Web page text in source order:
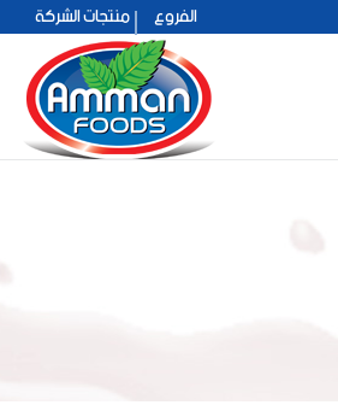
الفروع
عمان 2021
حلو عمان
منتجات الشركة